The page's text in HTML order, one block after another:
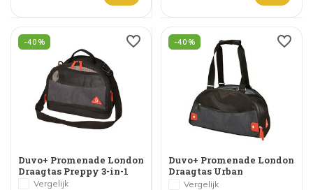
-40%
Duvo+ Promenade London
Draagtas Preppy 3-in-1
Vergelijk
-40%
Duvo+ Promenade London
Draagtas Urban
Transformer
Vergelijk